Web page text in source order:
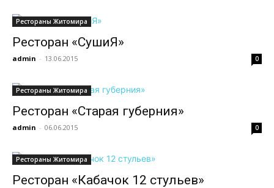
Рестораны Житомира
Ресторан «СушиЯ»
admin - 13.06.2015 0
Рестораны Житомира
Ресторан «Старая губерния»
admin - 06.06.2015 0
Рестораны Житомира
Ресторан «Кабачок 12 стульев»